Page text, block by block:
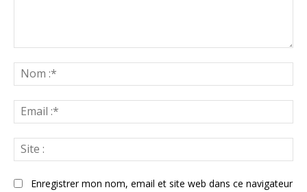
:*
:*
:
Enregistrer mon nom, email et site web dans ce navigateur